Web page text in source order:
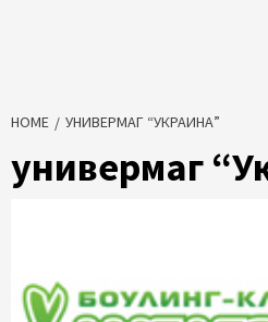
HOME УНИВЕРМАГ “УКРАИНА”
универмаг